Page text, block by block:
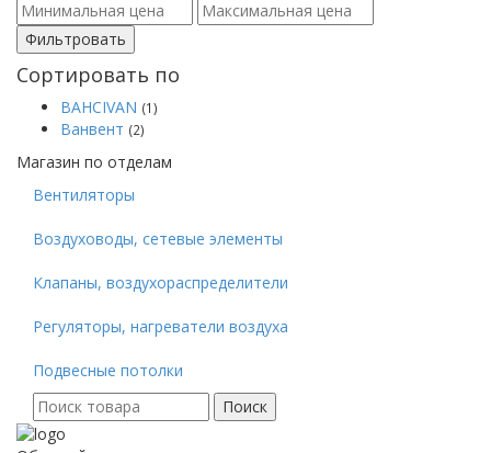
Фильтровать
Сортировать по
BAHCIVAN (1)
Ванвент (2)
Магазин по отделам
Вентиляторы
Воздуховоды, сетевые элементы
Клапаны, воздухораспределители
Регуляторы, нагреватели воздуха
Подвесные потолки
Поиск
для:
Поиск